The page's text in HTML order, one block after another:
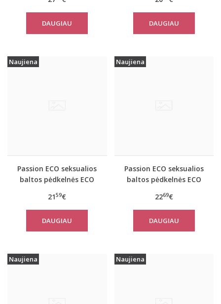
DAUGIAU DAUGIAU
Naujiena
Passion ECO seksualios
baltos pėdkelnės ECO
2159€
DAUGIAU
Naujiena
Passion ECO seksualios
baltos pėdkelnės ECO
2269€
DAUGIAU
Naujiena Naujiena